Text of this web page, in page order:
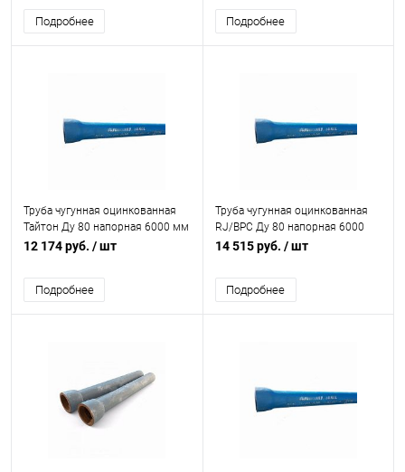
Сокол
Подробнее
Сокол
Подробнее
Труба чугунная оцинкованная
Тайтон Ду 80 напорная 6000 мм
раструбная с ВГЦ б/к с нар.
Свободный Сокол
12 174 руб. / шт
Подробнее
Труба чугунная оцинкованная
RJ/ВРС Ду 80 напорная 6000
мм раструбная с ВГЦ б/к с нар.
Сокол
14 515 руб. / шт
Подробнее